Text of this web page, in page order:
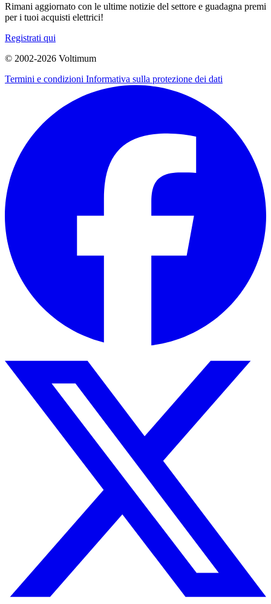
Rimani aggiornato con le ultime notizie del settore e guadagna premi
per i tuoi acquisti elettrici!
Registrati qui
© 2002-2026 Voltimum
Termini e condizioni Informativa sulla protezione dei dati